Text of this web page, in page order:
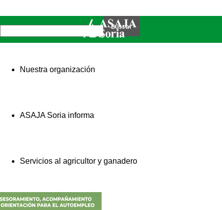
Nuestra organización
ASAJA Soria informa
Servicios al agricultor y ganadero